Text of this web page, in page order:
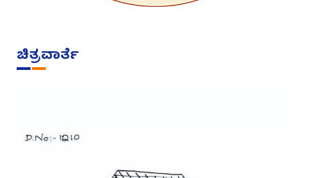
ಚಿತ್ರವಾರ್ತೆ